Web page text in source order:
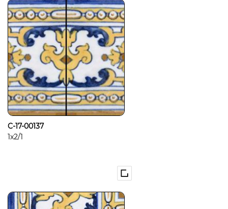
C-17-00137
1x2/1